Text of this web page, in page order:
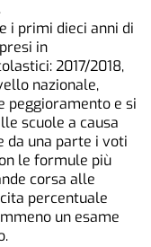
i primi dieci anni di
in
2017/2018,
nazionale,
peggioramento e si
scuole a causa
da una parte i voti
le formule più
corsa alle
percentuale
un esame